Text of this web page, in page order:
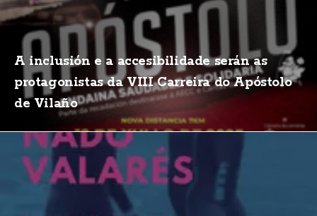
A inclusión e a accesibilidade serán as
protagonistas da VIII Carreira do Apóstolo
de Vilaño